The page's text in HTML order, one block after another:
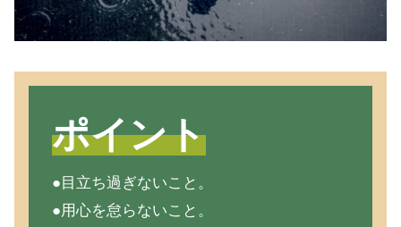
ポイント
●目立ち過ぎないこと。
●用心を怠らないこと。